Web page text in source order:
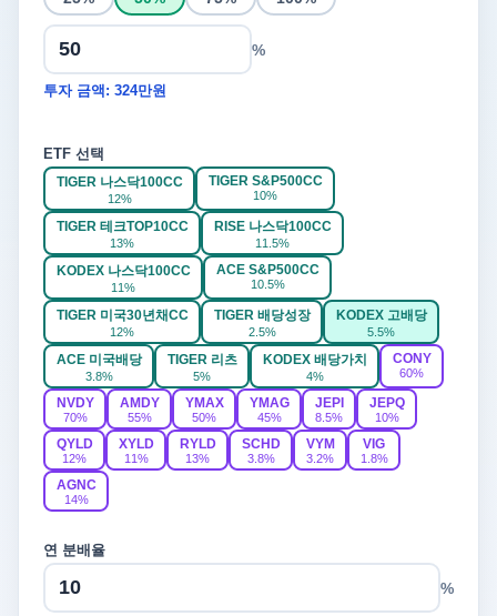
%
투자 금액: 324만원
ETF 선택
TIGER 나스닥100CC
12%
TIGER S&P500CC
10%
TIGER 테크TOP10CC
13%
RISE 나스닥100CC
11.5%
KODEX 나스닥100CC
11%
ACE S&P500CC
10.5%
TIGER 미국30년채CC
12%
TIGER 배당성장
2.5%
KODEX 고배당
5.5%
ACE 미국배당
3.8%
TIGER 리츠
5%
KODEX 배당가치
4%
CONY
60%
NVDY
70%
AMDY
55%
YMAX
50%
YMAG
45%
JEPI
8.5%
JEPQ
10%
QYLD
12%
XYLD
11%
RYLD
13%
SCHD
3.8%
VYM
3.2%
VIG
1.8%
AGNC
14%
연 분배율
%